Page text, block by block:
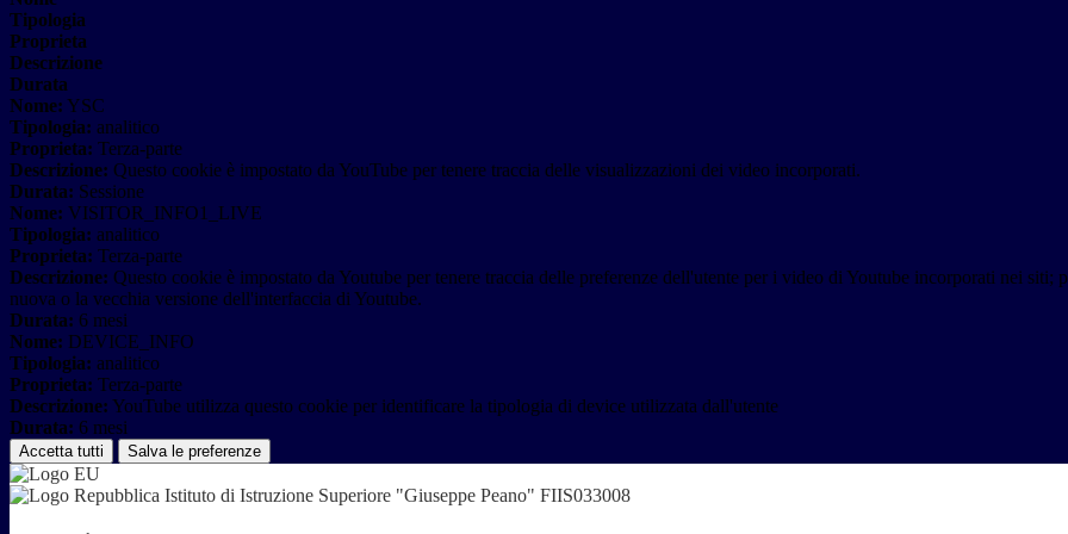
Tipologia
Proprieta
Descrizione
Durata
Nome: YSC
Tipologia: analitico
Proprieta: Terza-parte
Descrizione: Questo cookie è impostato da YouTube per tenere traccia delle visualizzazioni dei video incorporati.
Durata: Sessione
Nome: VISITOR_INFO1_LIVE
Tipologia: analitico
Proprieta: Terza-parte
Descrizione: Questo cookie è impostato da Youtube per tenere traccia delle preferenze dell'utente per i video di Youtube incorporati nei
nuova o la vecchia versione dell'interfaccia di Youtube.
Durata: 6 mesi
Nome: DEVICE_INFO
Tipologia: analitico
Proprieta: Terza-parte
Descrizione: YouTube utilizza questo cookie per identificare la tipologia di device utilizzata dall'utente
Durata: 6 mesi
Accetta tutti Salva le preferenze
Istituto di Istruzione Superiore "Giuseppe Peano" FIIS033008